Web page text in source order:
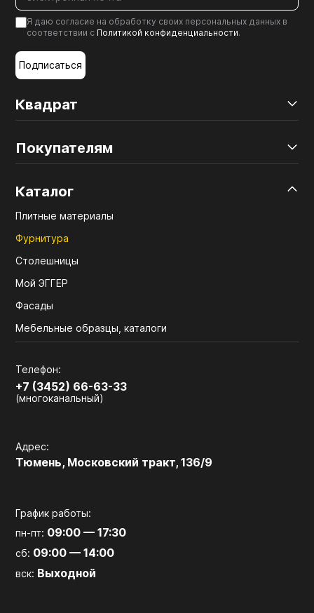
Квадрат
Покупателям
Каталог
Плитные материалы
Фурнитура
Столешницы
Мой ЭГГЕР
Фасады
Мебельные образцы, каталоги
Телефон:
+7 (3452) 66-63-33
(многоканальный)
Адрес:
Тюмень, Московский тракт, 136/9
График работы:
пн-пт: 09:00 — 17:30
сб: 09:00 — 14:00
вск: Выходной
Я даю согласие на обработку своих персональных данных в
соответствии с Политикой конфиденциальности.
Подписаться